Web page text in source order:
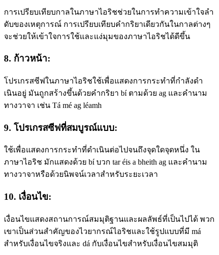
การเปรียบเทียบกาลในภาษาไอริชช่วยในการทําความเข้าใจลํา
ดับของเหตุการณ์ การเปรียบเทียบคํากริยาเดียวกันในกาลต่างๆ
จะช่วยให้เข้าใจการใช้และแง่มุมของภาษาไอริชได้ดีขึ้น
8. ก้าวหน้า:
โปรเกรสซีฟในภาษาไอริชใช้เพื่อแสดงการกระทําที่กําลังดํา
เนินอยู่ มันถูกสร้างขึ้นด้วยคํากริยา bí ตามด้วย ag และคํานาม
ทางวาจา เช่น Tá mé ag léamh
9. โปรเกรสซีฟที่สมบูรณ์แบบ:
ใช้เพื่อแสดงการกระทําที่ดําเนินต่อไปจนถึงจุดใดจุดหนึ่ง ใน
ภาษาไอริช มักแสดงด้วย bí บวก tar éis a bheith ag และคํานาม
ทางวาจาหรือด้วยนิพจน์เวลาสําหรับระยะเวลา
10. เงื่อนไข:
เงื่อนไขแสดงสถานการณ์สมมุติฐานและผลลัพธ์ที่เป็นไปได้ พวก
เขาเป็นส่วนสําคัญของไวยากรณ์ไอริชและใช้รูปแบบที่มี má
สําหรับเงื่อนไขจริงและ dá กับเงื่อนไขสําหรับเงื่อนไขสมมุติ